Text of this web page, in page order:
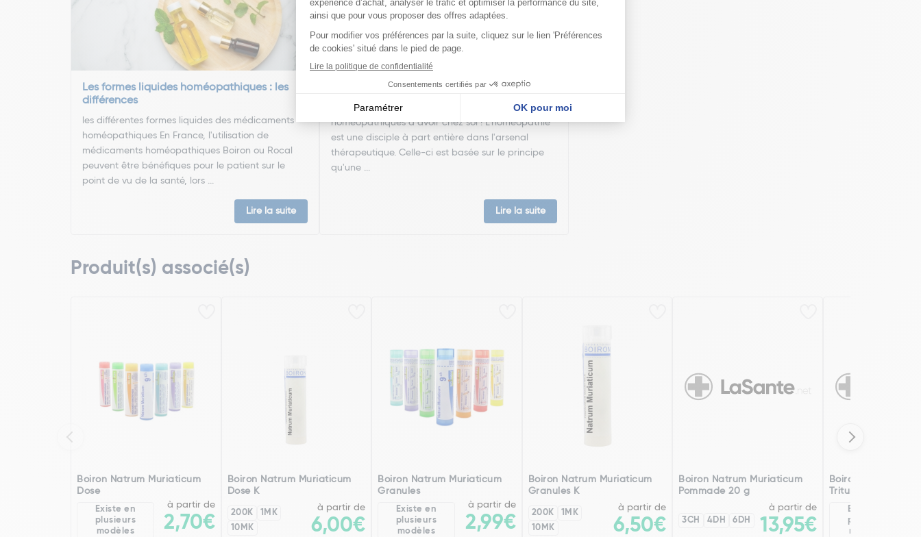
Les formes liquides homéopathiques : les
différences
les différentes formes liquides des médicaments
homéopathiques En France, l'utilisation de
médicaments homéopathiques Boiron ou Rocal
peuvent être bénéfiques pour le patient sur le
point de vu de la santé, lors ...
Lire la suite
Ma trousse à pharmacie homéopathique
Ceci est un petit guide pratique des traitements
homéopathiques à avoir chez soi ! L'homéopathie
est une disciple à part entière dans l'arsenal
thérapeutique. Celle-ci est basée sur le principe
qu'une ...
Lire la suite
Produit(s) associé(s)
Boiron Natrum Muriaticum
Dose
Existe en
plusieurs
modèles
à partir de
2,70€
Boiron Natrum Muriaticum
Dose K
200K
1MK
10MK
à partir de
6,00€
Boiron Natrum Muriaticum
Granules
Existe en
plusieurs
modèles
à partir de
2,99€
Boiron Natrum Muriaticum
Granules K
200K
1MK
10MK
à partir de
6,50€
Boiron Natrum Muriaticum
Pommade 20 g
3CH 4DH 6DH
à partir de
13,95€
Boiron Natrum
Trituration
Existe en
plusieurs
modèles